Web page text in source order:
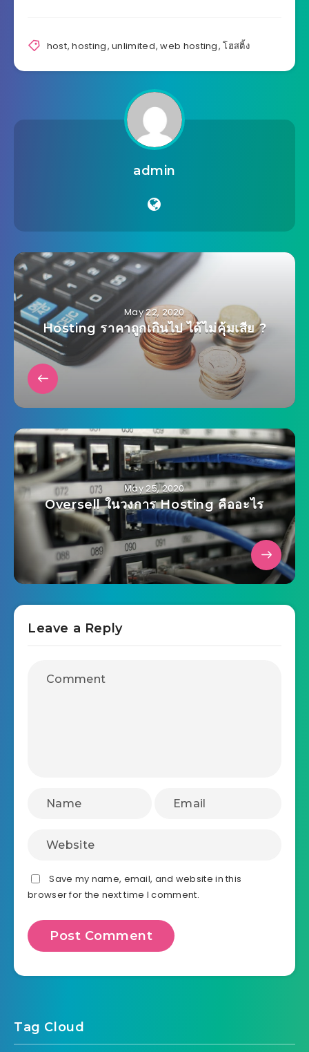
host,hosting,unlimited,web hosting,โฮสติ้ง
admin
May 22, 2020
Hosting ราคาถูกเกินไป ได้ไม่คุ้มเสีย ?
May 25, 2020
Oversell ในวงการ Hosting คืออะไร
Leave a Reply
Save my name, email, and website in this
browser for the next time I comment.
Tag Cloud